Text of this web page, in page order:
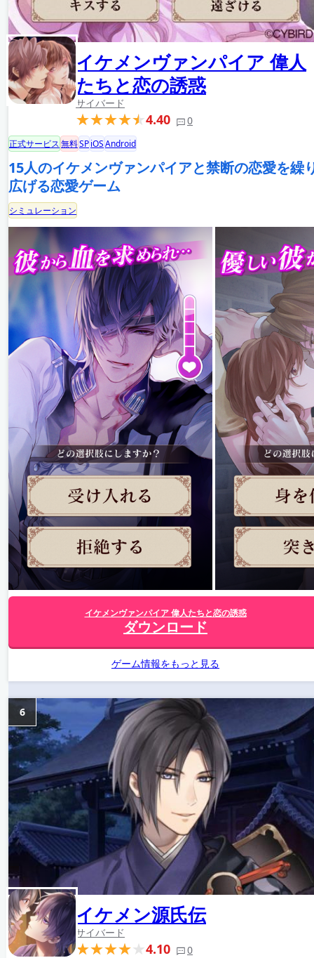
イケメンヴァンパイア 偉人
たちと恋の誘惑
サイバード
4.40 0
正式サービス無料SPiOSAndroid
15人のイケメンヴァンパイアと禁断の恋愛を繰
広げる恋愛ゲーム
シミュレーション
イケメンヴァンパイア 偉人たちと恋の誘惑
ダウンロード
ゲーム情報をもっと見る
イケメン源氏伝
サイバード
4.10 0
6